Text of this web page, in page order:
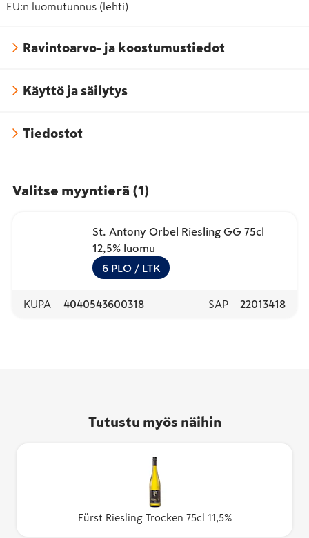
EU:n luomutunnus (lehti)
Ravintoarvo- ja koostumustiedot
Käyttö ja säilytys
Tiedostot
Valitse myyntierä (1 )
St. Antony Orbel Riesling GG 75cl
12,5% luomu
6 PLO / LTK
KUPA 4040543600318 SAP 22013418
Tutustu myös näihin
Fürst Riesling Trocken 75cl 11,5%